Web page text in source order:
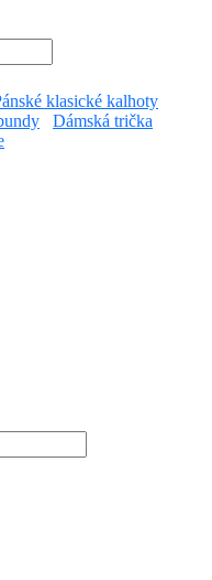
klasické kalhoty
Dámská trička